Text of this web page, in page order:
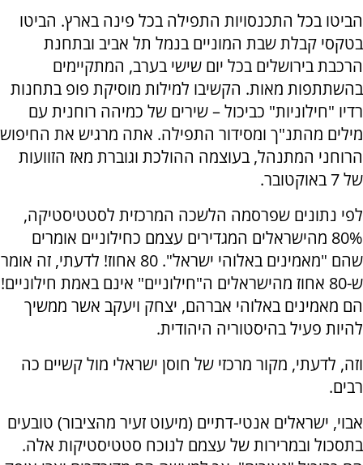
הביטו בכל התכנסויות התפילה בכל פינה בארץ. הביטו
בטקסי קבלת שבת המוניים בנמל תל אביב ובתחנת
הרכבת בירושלים בכל יום שישי בערב, המתקיימים
בהשתתפות מאות. הקשיבו למילות מוסיקת פופ בתחנות
רדיו "חילוניות" כביכול – שירים של כמיהה רוחנית עם
מילים מהתנ"ך ומסידור התפילה. אתה מרגיש את החיפוש
הרוחני המתנהל, בעוצמה ההולכת וגוברת מאז הזוועות
של 7 באוקטובר.
לפי נתונים שפרסמה הלשכה המרכזית לסטטיסטיקה,
80% מהישראלים המגדירים עצמם כחילוניים אומרים
שהם "מאמינים באלוהי ישראל". 80 אחוז! לדעתי, זה אומר
ש-80 אחוז מהישראלים ה"חילוניים" אינם באמת חילוניים!
הם מאמינים באלוהי אברהם, יצחק ויעקב אשר ממשיך
להיות פעיל בהיסטוריה היהודית.
וזה, לדעתי, מקור מרכזי של חוסן ישראלי מול קשיים כה
רבים.
אבוי, ישראלים אנטי-דתיים (מיעוט זעיר מהציבור) טובעים
בתסכול ובמרירות של עצמם לנוכח סטטיסטיקות אלה.